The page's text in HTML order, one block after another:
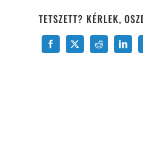
TETSZETT? KÉRLEK,
Facebook
X Reddit